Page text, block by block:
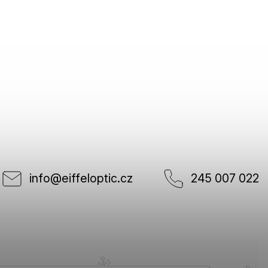
info@eiffeloptic.cz 245 007 022